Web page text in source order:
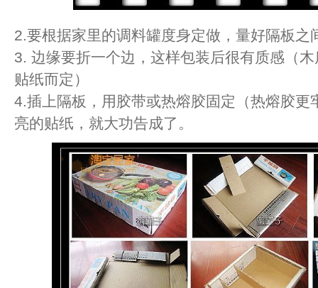
2.要根据家里的调料罐度身定做，量好隔板之
3. 边缘要折一个边，这样包装后很有质感（
贴纸而定）
4.插上隔板，用胶带或热熔胶固定（热熔胶更
亮的贴纸，就大功告成了。